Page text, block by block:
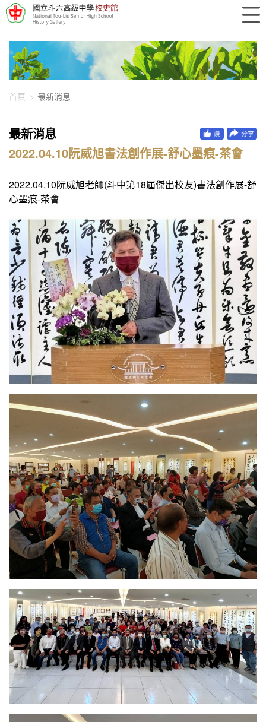
448-2208
首頁 最新消息
最新消息
2022.04.10阮威旭書法創作展-舒心墨痕-茶會
2022.04.10阮威旭老師(斗中第18屆傑出校友)書法創作展-舒
心墨痕-茶會